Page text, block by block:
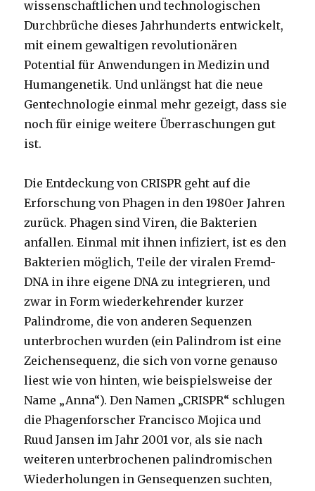
wissenschaftlichen und technologischen
Durchbrüche dieses Jahrhunderts entwickelt,
mit einem gewaltigen revolutionären
Potential für Anwendungen in Medizin und
Humangenetik. Und unlängst hat die neue
Gentechnologie einmal mehr gezeigt, dass sie
noch für einige weitere Überraschungen gut
ist.
Die Entdeckung von CRISPR geht auf die
Erforschung von Phagen in den 1980er Jahren
zurück. Phagen sind Viren, die Bakterien
anfallen. Einmal mit ihnen infiziert, ist es den
Bakterien möglich, Teile der viralen Fremd-
DNA in ihre eigene DNA zu integrieren, und
zwar in Form wiederkehrender kurzer
Palindrome, die von anderen Sequenzen
unterbrochen wurden (ein Palindrom ist eine
Zeichensequenz, die sich von vorne genauso
liest wie von hinten, wie beispielsweise der
Name „Anna“). Den Namen „CRISPR“ schlugen
die Phagenforscher Francisco Mojica und
Ruud Jansen im Jahr 2001 vor, als sie nach
weiteren unterbrochenen palindromischen
Wiederholungen in Gensequenzen suchten,